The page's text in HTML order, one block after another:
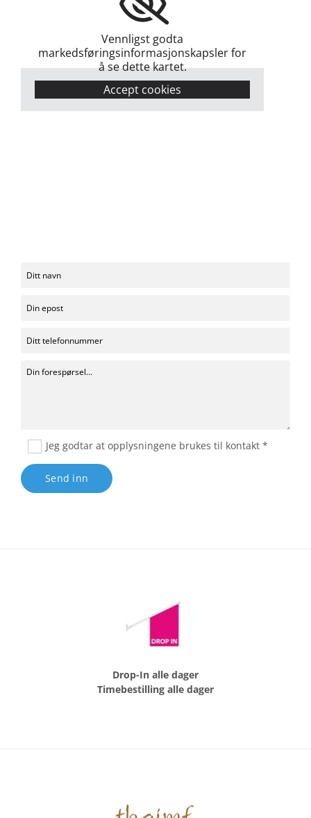
Vennligst godta
markedsføringsinformasjonskapsler for
å se dette kartet.
Accept cookies
Jeg godtar at opplysningene brukes til kontakt *
Drop-In alle dager
Timebestilling alle dager